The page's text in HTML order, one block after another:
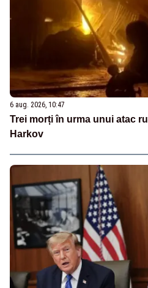
6 aug. 2026, 10:47
Trei morți în urma unui atac
Harkov